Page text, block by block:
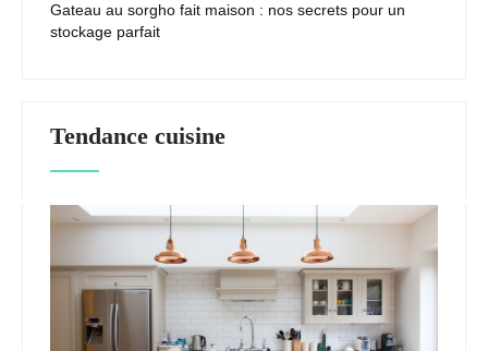
Gateau au sorgho fait maison : nos secrets pour un
stockage parfait
Tendance cuisine